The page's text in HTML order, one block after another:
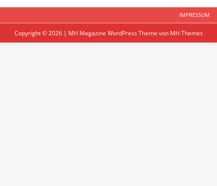
IMPRESSUM
Copyright © 2026 | MH Magazine WordPress Theme von MH Themes